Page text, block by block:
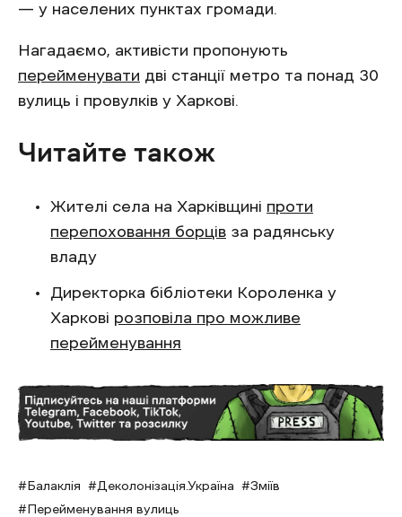
— у населених пунктах громади.
Нагадаємо, активісти пропонують
перейменувати дві станції метро та понад 30
вулиць і провулків у Харкові.
Читайте також
Жителі села на Харківщині проти
перепоховання борців за радянську
владу
Директорка бібліотеки Короленка у
Харкові розповіла про можливе
перейменування
Балаклія Деколонізація.Україна
Зміїв
Перейменування вулиць